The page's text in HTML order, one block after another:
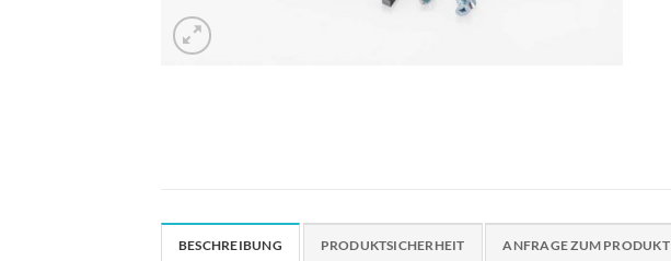
BESCHREIBUNG PRODUKTSICHERHEIT ANFRAGE ZUM PRODUKT